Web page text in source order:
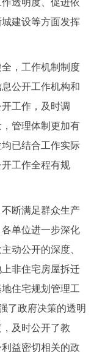
视频北京
PORTUGUÊS
回到顶部
透明度、促进依
建设等方面发挥
，工作机制制度
公开工作机构和
工作，及时调
管理体制更加有
已结合工作实际
工作全程有规
断满足群众生产
单位进一步深化
动公开的深度、
非住宅房屋拆迁
住宅规划管理工
了政府决策的透明
及时公开了教
益密切相关的政